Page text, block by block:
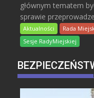
głównym tematem
sprawie
Aktualności Rada
Sesje RadyMiejskiej